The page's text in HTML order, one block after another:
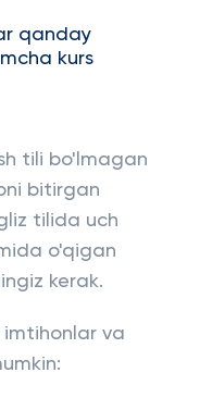
qanday
kurs
tili bo'lmagan
bitirgan
tilida uch
o'qigan
kerak.
imtihonlar va